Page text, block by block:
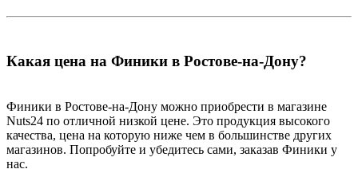
Какая цена на Финики в Ростове-на-Дону?
Финики в Ростове-на-Дону можно приобрести в магазине
Nuts24 по отличной низкой цене. Это продукция высокого
качества, цена на которую ниже чем в большинстве других
магазинов. Попробуйте и убедитесь сами, заказав Финики у
нас.